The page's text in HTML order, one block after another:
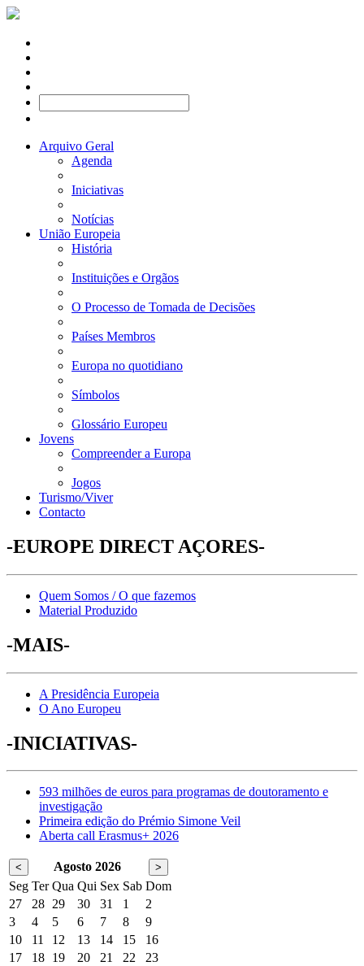
Arquivo Geral
Agenda
Iniciativas
Notícias
União Europeia
História
Instituições e Orgãos
O Processo de Tomada de Decisões
Países Membros
Europa no quotidiano
Símbolos
Glossário Europeu
Jovens
Compreender a Europa
Jogos
Turismo/Viver
Contacto
-EUROPE DIRECT AÇORES-
Quem Somos / O que fazemos
Material Produzido
-MAIS-
A Presidência Europeia
O Ano Europeu
-INICIATIVAS-
593 milhões de euros para programas de doutoramento e
investigação
Primeira edição do Prémio Simone Veil
Aberta call Erasmus+ 2026
< Agosto 2026 >
Seg Ter Qua Qui Sex Sab Dom
27
28 29 30 31 1
2
3
4 5 6 7 8
9
10
11 12 13 14 15
16
17
18 19 20 21 22
23